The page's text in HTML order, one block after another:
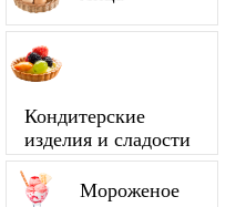
Кондитерские
изделия и сладости
Мороженое